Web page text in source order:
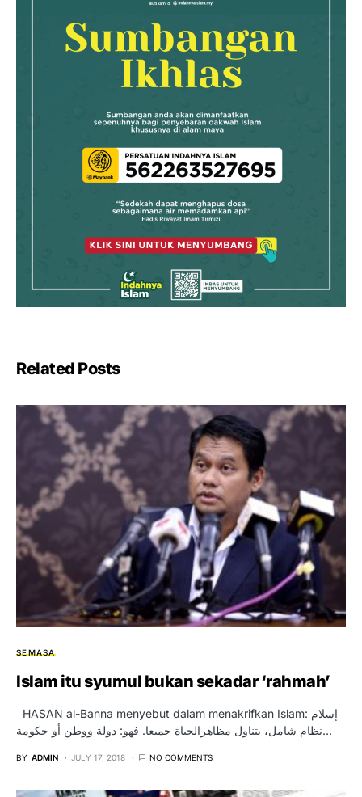
Related Posts
SEMASA
Islam itu syumul bukan sekadar ‘rahmah’
HASAN al-Banna menyebut dalam menakrifkan Islam: إسلام
نظام شامل، يتناول مظاهرالحياة جميعا. فهو: دولة ووطن أو حكومة…
BY ADMIN JULY 17, 2018 NO COMMENTS